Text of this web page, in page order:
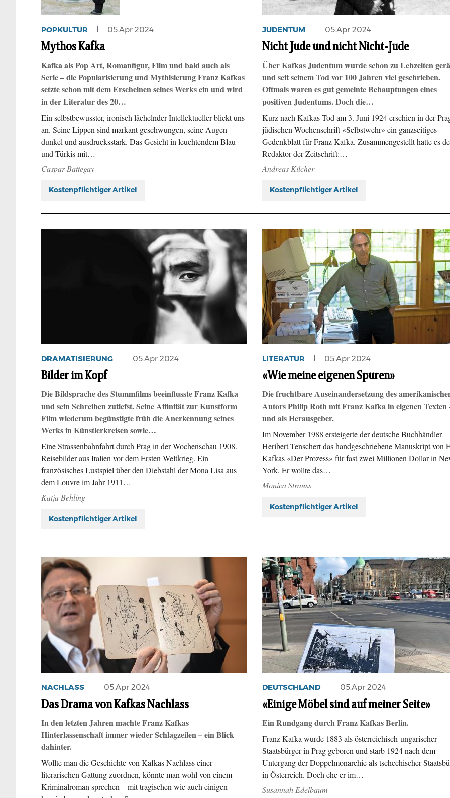
POPKULTUR 05.Apr 2024
Mythos Kafka
Kafka als Pop Art, Romanfigur, Film und bald auch als
Serie – die Popularisierung und Mythisierung Franz Kafkas
setzte schon mit dem Erscheinen seines Werks ein und wird
in der Literatur des 20…
Ein selbstbewusster, ironisch lächelnder Intellektueller blickt uns
an. Seine Lippen sind markant geschwungen, seine Augen
dunkel und ausdrucksstark. Das Gesicht in leuchtendem Blau
und Türkis mit…
Caspar Battegay
Kostenpflichtiger Artikel
JUDENTUM 05.Apr 2024
Nicht Jude und nicht Nicht-Jude
Über Kafkas Judentum wurde schon zu Lebzeiten
und seit seinem Tod vor 100 Jahren viel geschrieben.
Oftmals waren es gut gemeinte Behauptungen eines
positiven Judentums. Doch die…
Kurz nach Kafkas Tod am 3. Juni 1924 erschien in der
jüdischen Wochenschrift «Selbstwehr» ein ganzseitiges
Gedenkblatt für Franz Kafka. Zusammengestellt hatte es
Redaktor der Zeitschrift:…
Andreas Kilcher
Kostenpflichtiger Artikel
DRAMATISIERUNG 05.Apr 2024
Bilder im Kopf
Die Bildsprache des Stummfilms beeinflusste Franz Kafka
und sein Schreiben zutiefst. Seine Affinität zur Kunstform
Film wiederum begünstigte früh die Anerkennung seines
Werks in Künstlerkreisen sowie…
Eine Strassenbahnfahrt durch Prag in der Wochenschau 1908.
Reisebilder aus Italien vor dem Ersten Weltkrieg. Ein
französisches Lustspiel über den Diebstahl der Mona Lisa aus
dem Louvre im Jahr 1911…
Katja Behling
Kostenpflichtiger Artikel
LITERATUR 05.Apr 2024
«Wie meine eigenen Spuren»
Die fruchtbare Auseinandersetzung des
Autors Philip Roth mit Franz Kafka in eigenen Texten
und als Herausgeber.
Im November 1988 ersteigerte der deutsche Buchhändler
Heribert Tenschert das handgeschriebene Manuskript von
Kafkas «Der Prozess» für fast zwei Millionen Dollar in
York. Er wollte das…
Monica Strauss
Kostenpflichtiger Artikel
NACHLASS 05.Apr 2024
Das Drama von Kafkas Nachlass
In den letzten Jahren machte Franz Kafkas
Hinterlassenschaft immer wieder Schlagzeilen – ein Blick
dahinter.
Wollte man die Geschichte von Kafkas Nachlass einer
literarischen Gattung zuordnen, könnte man wohl von einem
Kriminalroman sprechen – mit tragischen wie auch einigen
DEUTSCHLAND 05.Apr 2024
«Einige Möbel sind auf meiner Seite»
Ein Rundgang durch Franz Kafkas Berlin.
Franz Kafka wurde 1883 als österreichisch-ungarischer
Staatsbürger in Prag geboren und starb 1924 nach dem
Untergang der Doppelmonarchie als tschechischer
in Österreich. Doch ehe er im…
Susannah Edelbaum